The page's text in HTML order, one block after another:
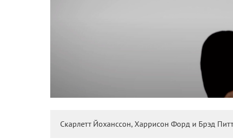
Скарлетт Йоханссон, Харрисон Форд и Брэд